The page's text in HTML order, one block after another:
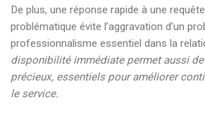
De plus, une réponse rapide à une
problématique évite l’aggravation d’un
professionnalisme essentiel dans la
disponibilité immédiate permet aussi
précieux, essentiels pour améliorer
le service.